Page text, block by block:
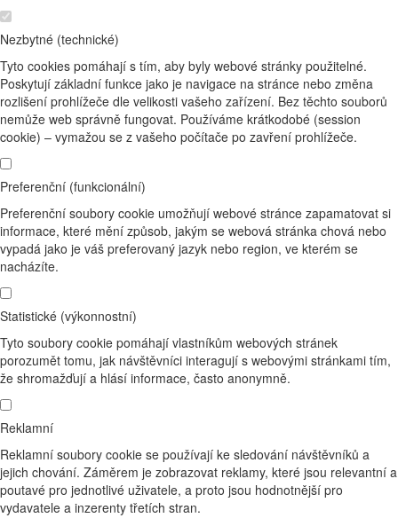
Nezbytné (technické)
Tyto cookies pomáhají s tím, aby byly webové stránky použitelné.
Poskytují základní funkce jako je navigace na stránce nebo změna
rozlišení prohlížeče dle velikosti vašeho zařízení. Bez těchto souborů
nemůže web správně fungovat. Používáme krátkodobé (session
cookie) – vymažou se z vašeho počítače po zavření prohlížeče.
Preferenční (funkcionální)
Preferenční soubory cookie umožňují webové stránce zapamatovat si
informace, které mění způsob, jakým se webová stránka chová nebo
vypadá jako je váš preferovaný jazyk nebo region, ve kterém se
nacházíte.
Statistické (výkonnostní)
Tyto soubory cookie pomáhají vlastníkům webových stránek
porozumět tomu, jak návštěvníci interagují s webovými stránkami tím,
že shromažďují a hlásí informace, často anonymně.
Reklamní
Reklamní soubory cookie se používají ke sledování návštěvníků a
jejich chování. Záměrem je zobrazovat reklamy, které jsou relevantní a
poutavé pro jednotlivé uživatele, a proto jsou hodnotnější pro
vydavatele a inzerenty třetích stran.